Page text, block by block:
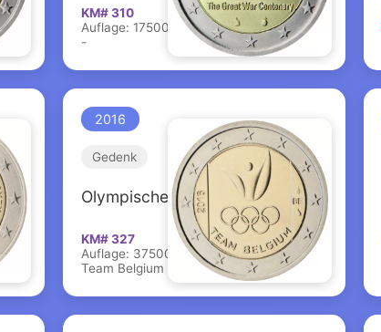
KM# 310
Auflage: 1750000
-
2016
Gedenk
Olympische Spiele Rio
KM# 327
Auflage: 375000
Team Belgium